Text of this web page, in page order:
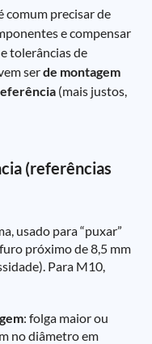
comum precisar de
e compensar
tolerâncias de
serde montagem
(mais justos,
(referências
usado para “puxar”
próximo de 8,5 mm
Para M10,
: folga maior ou
no diâmetro em